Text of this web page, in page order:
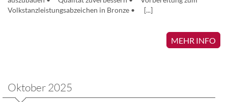
Volkstanzleistungsabzeichen in Bronze • [...]
MEHR INFO
Oktober 2025